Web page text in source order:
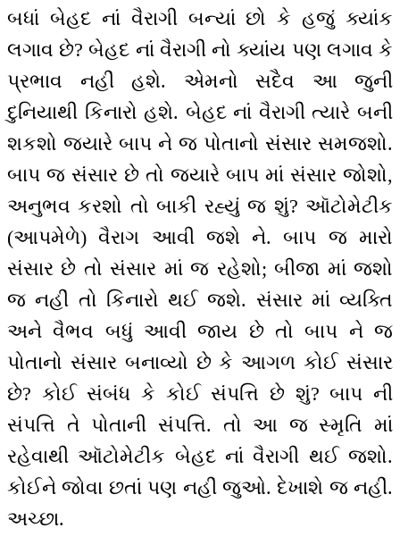
બધાં બેહદ નાં વૈરાગી બન્યાં છો કે હજું ક્યાંક
લગાવ છે? બેહદ નાં વૈરાગી નો ક્યાંય પણ લગાવ કે
પ્રભાવ નહીં હશે. એમનો સદૈવ આ જુની
દુનિયાથી કિનારો હશે. બેહદ નાં વૈરાગી ત્યારે બની
શકશો જ્યારે બાપ ને જ પોતાનો સંસાર સમજશો.
બાપ જ સંસાર છે તો જ્યારે બાપ માં સંસાર જોશો,
અનુભવ કરશો તો બાકી રહ્યું જ શું? ઑટોમેટીક
(આપમેળે) વૈરાગ આવી જશે ને. બાપ જ મારો
સંસાર છે તો સંસાર માં જ રહેશો; બીજા માં જશો
જ નહીં તો કિનારો થઈ જશે. સંસાર માં વ્યક્તિ
અને વૈભવ બધું આવી જાય છે તો બાપ ને જ
પોતાનો સંસાર બનાવ્યો છે કે આગળ કોઈ સંસાર
છે? કોઈ સંબંધ કે કોઈ સંપત્તિ છે શું? બાપ ની
સંપત્તિ તે પોતાની સંપત્તિ. તો આ જ સ્મૃતિ માં
રહેવાથી ઑટોમેટીક બેહદ નાં વૈરાગી થઈ જશો.
કોઈને જોવા છતાં પણ નહીં જુઓ. દેખાશે જ નહીં.
અચ્છા.